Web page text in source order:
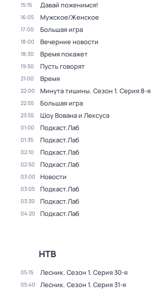
15:15 Давай поженимся!
16:05 Мужское/Женское
17:00 Большая игра
18:00 Вечерние новости
18:30 Время покажет
19:50 Пусть говорят
21:00 Время
22:00 Минута тишины. Сезон 1. Серия 8-я
22:55 Большая игра
23:55 Шоу Вована и Лексуса
01:00 Подкаст.Лаб
01:35 Подкаст.Лаб
02:10 Подкаст.Лаб
02:50 Подкаст.Лаб
03:00 Новости
03:05 Подкаст.Лаб
03:30 Подкаст.Лаб
04:20 Подкаст.Лаб
НТВ
05:15 Лесник. Сезон 1. Серия 30-я
05:40 Лесник. Сезон 1. Серия 31-я